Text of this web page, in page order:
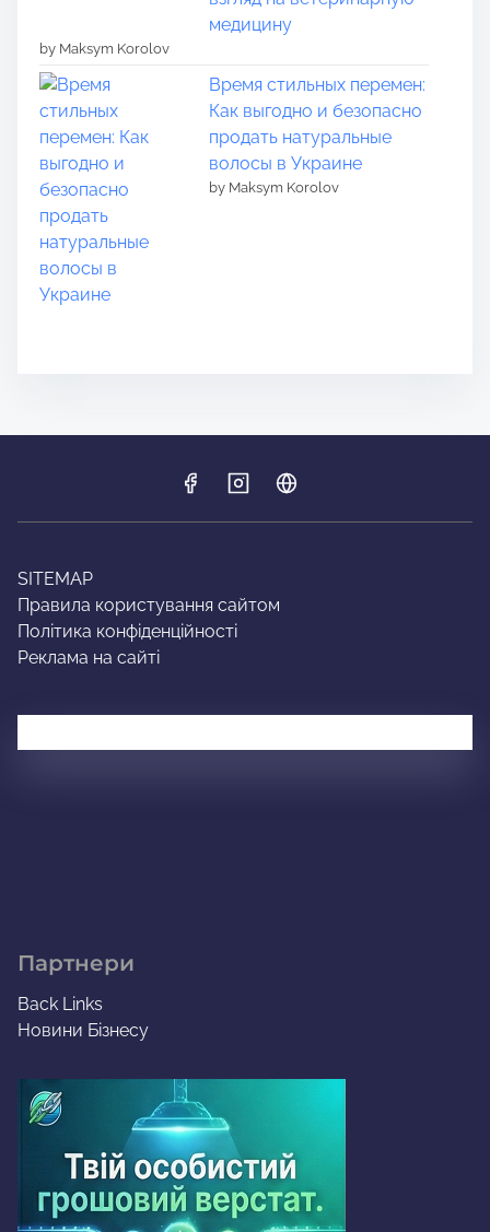
медицину
by Maksym Korolov
Время стильных перемен:
Как выгодно и безопасно
продать натуральные
волосы в Украине
by Maksym Korolov
SITEMAP
Правила користування сайтом
Політика конфіденційності
Реклама на сайті
Партнери
Back Links
Новини Бізнесу